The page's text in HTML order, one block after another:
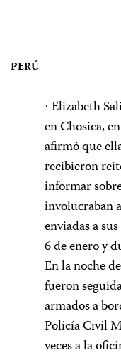
PERÚ
· Elizabeth
en Chosica,
afirmó que
recibieron
informar
involucraban
enviadas a
6 de enero y
En la noche
fueron
armados a
Policía Civil
veces a la